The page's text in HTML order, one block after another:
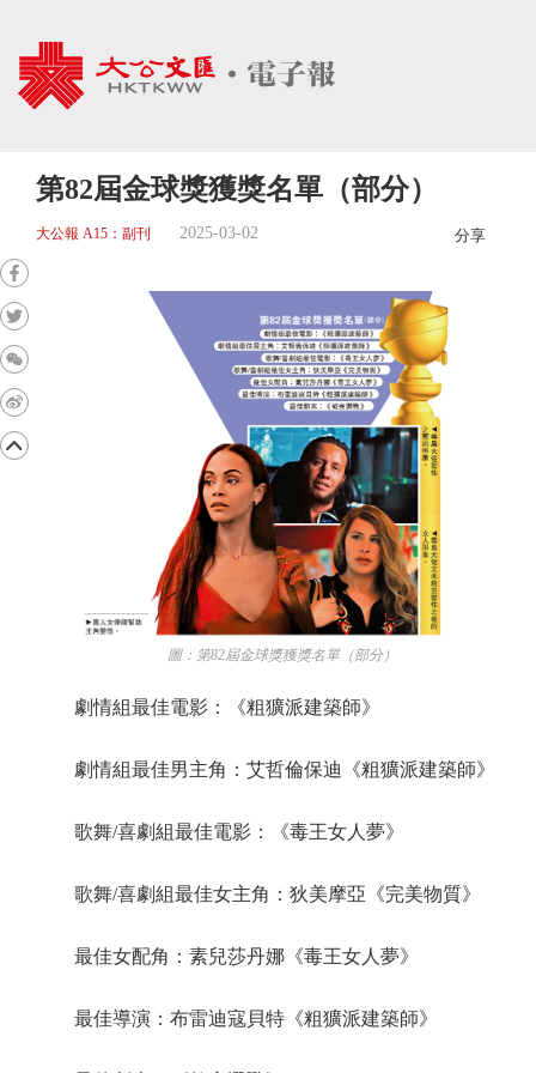
第82屆金球獎獲獎名單（部分）
大公報 A15：副刊 2025-03-02 分享
圖：第82屆金球獎獲獎名單（部分）
劇情組最佳電影：《粗獷派建築師》
劇情組最佳男主角：艾哲倫保迪《粗獷派建築師》
歌舞/喜劇組最佳電影：《毒王女人夢》
歌舞/喜劇組最佳女主角：狄美摩亞《完美物質》
最佳女配角：素兒莎丹娜《毒王女人夢》
最佳導演：布雷迪寇貝特《粗獷派建築師》